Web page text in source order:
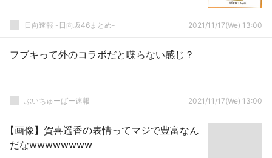
日向速報 -日向坂46まとめ- 2021/11/17(We) 13:00
フブキって外のコラボだと喋らない感じ？
ぶいちゅーばー速報 2021/11/17(We) 13:00
【画像】賀喜遥香の表情ってマジで豊富なん
だなwwwwwwww